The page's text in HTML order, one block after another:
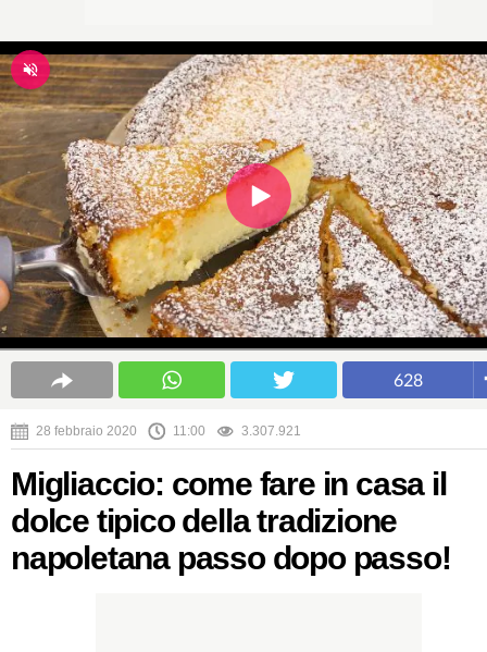
628
28 febbraio 2020 11:00 3.307.921
Migliaccio: come fare in casa il
dolce tipico della tradizione
napoletana passo dopo passo!